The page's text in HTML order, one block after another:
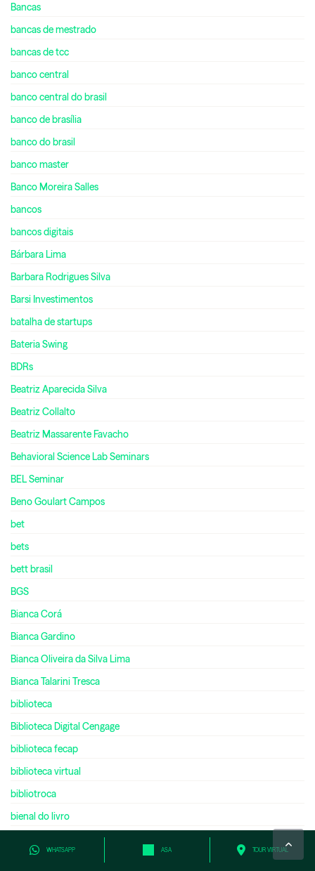
WHATSAPP ASA TOUR VIRTUAL
Bancas
bancas de mestrado
bancas de tcc
banco central
banco central do brasil
banco de brasília
banco do brasil
banco master
Banco Moreira Salles
bancos
bancos digitais
Bárbara Lima
Barbara Rodrigues Silva
Barsi Investimentos
batalha de startups
Bateria Swing
BDRs
Beatriz Aparecida Silva
Beatriz Collalto
Beatriz Massarente Favacho
Behavioral Science Lab Seminars
BEL Seminar
Beno Goulart Campos
bet
bets
bett brasil
BGS
Bianca Corá
Bianca Gardino
Bianca Oliveira da Silva Lima
Bianca Talarini Tresca
biblioteca
Biblioteca Digital Cengage
biblioteca fecap
biblioteca virtual
bibliotroca
bienal do livro